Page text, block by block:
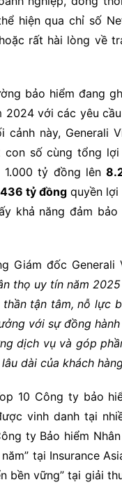
hiện qua chỉ số
rất hài lòng về
bảo hiểm đang
2024 với các yêu
cảnh này, Generali
số cùng tổng
1.000 tỷ đồng lên
436 tỷ đồngquyền lợi
khả năng đảm
Giám đốc Generali
thọ uy tín năm
tận tâm, nỗ lực
với sự đồng
dịch vụ và góp
dài của khách
10 Công ty bảo
vinh danh tại
ty Bảo hiểm
tại Insurance
bền vững” tại giải